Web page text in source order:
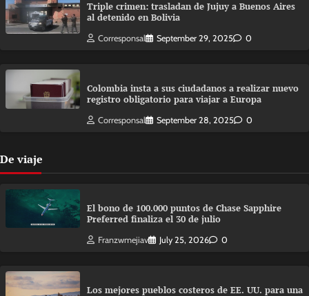
Triple crimen: trasladan de Jujuy a Buenos Aires
al detenido en Bolivia
Corresponsal September 29, 2025 0
Colombia insta a sus ciudadanos a realizar nuevo
registro obligatorio para viajar a Europa
Corresponsal September 28, 2025 0
De viaje
El bono de 100.000 puntos de Chase Sapphire
Preferred finaliza el 30 de julio
Franzwmejiav July 25, 2026 0
Los mejores pueblos costeros de EE. UU. para una